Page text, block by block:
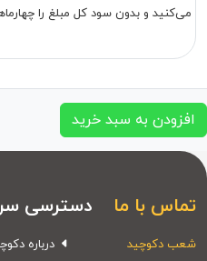
می‌کنید و بدون سود کل مبلغ را
افزودن به سبد خرید
تماس با ما
شعب دکوچید
دسترسی
درباره